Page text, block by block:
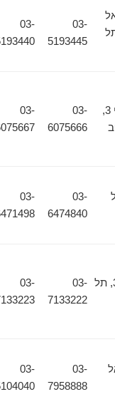
03-
5193445
03-
5193440
מרכז עזריאלי 3,
03-
6075666
03-
6075667
03-
6474840
03-
6471498
33, תל 03-
7133222
03-
7133223
03-
7958888
03-
5104040